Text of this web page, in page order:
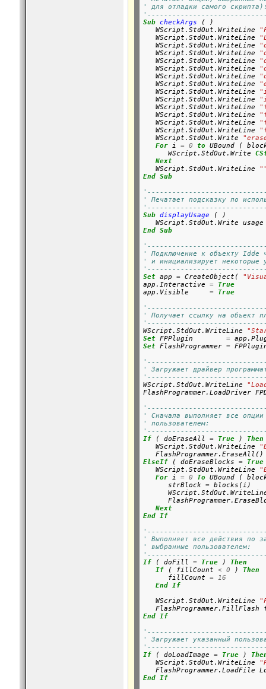
' для отладки самого
Sub checkArgs ( )
   WScript.StdOut.WriteLine
   WScript.StdOut.WriteLine
   WScript.StdOut.WriteLine
   WScript.StdOut.WriteLine
   WScript.StdOut.WriteLine
   WScript.StdOut.WriteLine
   WScript.StdOut.WriteLine
   WScript.StdOut.WriteLine
   WScript.StdOut.WriteLine
   WScript.StdOut.WriteLine
   WScript.StdOut.WriteLine
   WScript.StdOut.WriteLine
   WScript.StdOut.WriteLine
   WScript.StdOut.WriteLine
   WScript.StdOut.Write
For i = 0 to UBound (
      WScript.StdOut.Write
Next
   WScript.StdOut.WriteLine
End Sub
' Печатает подсказку по
Sub displayUsage ( )
End Sub
' Подключение к объекту Idde
' и инициализирует некоторые
Set app = CreateObject(
app.Interactive =
True
app.Visible =
True
' Получает ссылку на объект
WScript.StdOut.WriteLine
Set FPPlugin =
Set FlashProgrammer =
' Загружает драйвер
WScript.StdOut.WriteLine
FlashProgrammer.LoadDriver
' Сначала выполняет все
' пользователем:
If ( doEraseAll = True ) Then
   WScript.StdOut.WriteLine
ElseIf ( doEraseBlocks = True
   WScript.StdOut.WriteLine
For i = 0 To UBound (
      strBlock
= blocks(i)
Next
End If
' Выполняет все действия по
' выбранные пользователем:
If ( doFill = True ) Then
If ( fillCount < 0 ) Then
      fillCount
=
16
End If
   WScript.StdOut.WriteLine
End If
' Загружает указанный
If ( doLoadImage = True )
   WScript.StdOut.WriteLine
End If